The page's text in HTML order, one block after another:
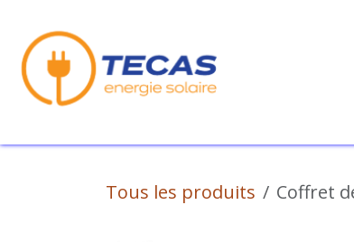
Tous les produits Coffret